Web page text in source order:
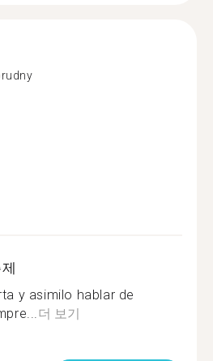
y asimilo hablar de
더 보기